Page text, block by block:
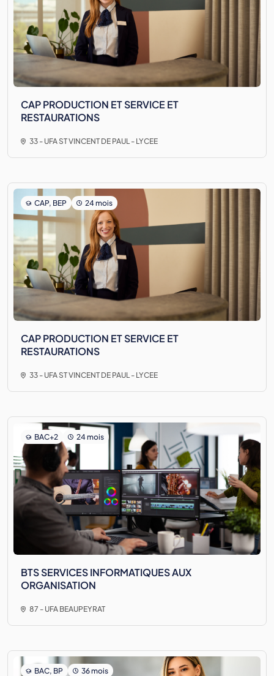
CAP PRODUCTION ET SERVICE ET
RESTAURATIONS
33 - UFA ST VINCENT DE PAUL - LYCEE
CAP, BEP 24 mois
CAP PRODUCTION ET SERVICE ET
RESTAURATIONS
33 - UFA ST VINCENT DE PAUL - LYCEE
BAC+2 24 mois
BTS SERVICES INFORMATIQUES AUX
ORGANISATION
87 - UFA BEAUPEYRAT
BAC, BP 36 mois